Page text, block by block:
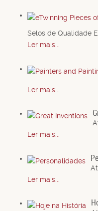
Selos de Qualidade
Ler mais...
Ler mais...
Ler mais...
Ler mais...